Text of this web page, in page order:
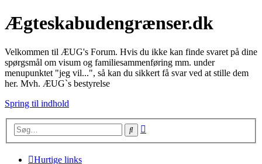
Ægteskabudengrænser.dk
Velkommen til ÆUG's Forum. Hvis du ikke kan finde svaret på dine
spørgsmål om visum og familiesammenføring mm. under
menupunktet "jeg vil...", så kan du sikkert få svar ved at stille dem
her. Mvh. ÆUG`s bestyrelse
Spring til indhold
Søg
Hurtige links